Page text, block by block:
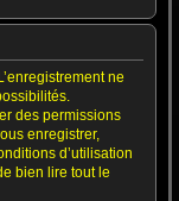
ne
des permissions
enregistrer,
d’utilisation
bien lire tout le